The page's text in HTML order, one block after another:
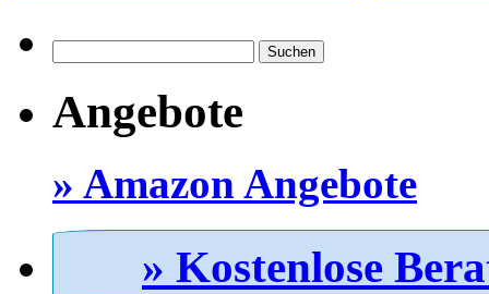
nach:
Angebote
» Amazon Angebote
» Kostenlose